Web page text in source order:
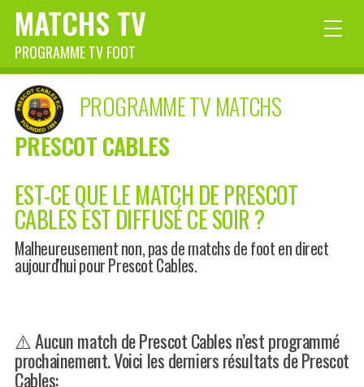
MATCHS TV
PROGRAMME TV FOOT
PROGRAMME TV MATCHS
PRESCOT CABLES
EST-CE QUE LE MATCH DE PRESCOT
CABLES EST DIFFUSÉ CE SOIR ?
Malheureusement non, pas de matchs de foot en direct
aujourd'hui pour Prescot Cables.
⚠️ Aucun match de Prescot Cables n’est programmé
prochainement. Voici les derniers résultats de Prescot
Cables: